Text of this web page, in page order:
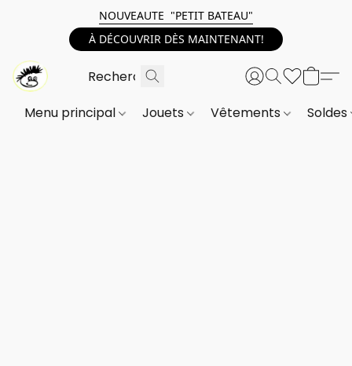
NOUVEAUTE "PETIT BATEAU"
À DÉCOUVRIR DÈS MAINTENANT!
Menu principal Jouets Vêtements Soldes